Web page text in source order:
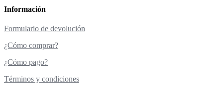
Información
Formulario de devolución
¿Cómo comprar?
¿Cómo pago?
Términos y condiciones